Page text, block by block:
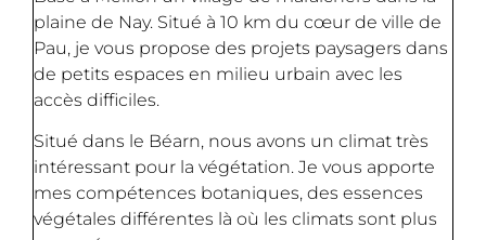
plaine de Nay. Situé à 10 km du cœur de ville de
Pau, je vous propose des projets paysagers dans
de petits espaces en milieu urbain avec les
accès difficiles.
Situé dans le Béarn, nous avons un climat très
intéressant pour la végétation. Je vous apporte
mes compétences botaniques, des essences
végétales différentes là où les climats sont plus